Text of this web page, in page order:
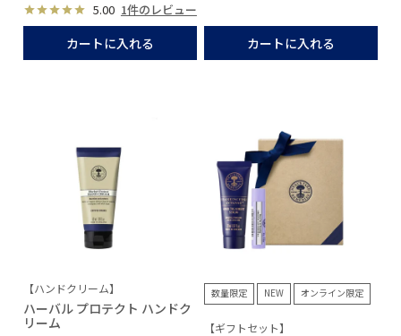
5.00 1件のレビュー
カートに入れる カートに入れる
【ハンドクリーム】
ハーバル プロテクト ハンドク
リーム
数量限定 NEW オンライン限定
【ギフトセット】